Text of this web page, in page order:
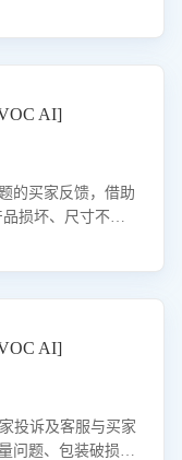
AI]
的买家反馈，借助
损坏、尺寸不符
著提升。
AI]
投诉及客服与买家
问题、包装破损